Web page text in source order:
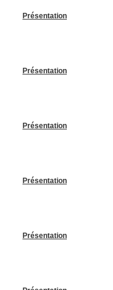
Présentation
Présentation
Présentation
Présentation
Présentation